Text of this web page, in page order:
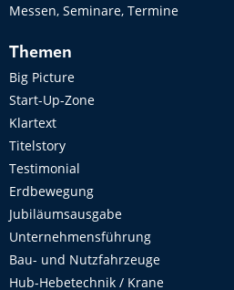
Messen, Seminare, Termine
Themen
Big Picture
Start-Up-Zone
Klartext
Titelstory
Testimonial
Erdbewegung
Jubiläumsausgabe
Unternehmensführung
Bau- und Nutzfahrzeuge
Hub-Hebetechnik / Krane